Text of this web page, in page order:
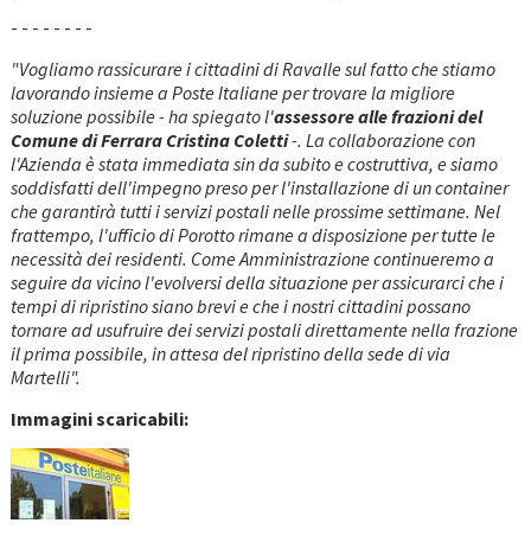
- - - - - - - -
"Vogliamo rassicurare i cittadini di Ravalle sul fatto che stiamo
lavorando insieme a Poste Italiane per trovare la migliore
soluzione possibile - ha spiegato l'assessore alle frazioni del
Comune di Ferrara Cristina Coletti-. La collaborazione con
l'Azienda è stata immediata sin da subito e costruttiva, e siamo
soddisfatti dell'impegno preso per l'installazione di un container
che garantirà tutti i servizi postali nelle prossime settimane. Nel
frattempo, l'ufficio di Porotto rimane a disposizione per tutte le
necessità dei residenti. Come Amministrazione continueremo a
seguire da vicino l'evolversi della situazione per assicurarci che i
tempi di ripristino siano brevi e che i nostri cittadini possano
tornare ad usufruire dei servizi postali direttamente nella frazione
il prima possibile, in attesa del ripristino della sede di via
Martelli".
Immagini scaricabili: